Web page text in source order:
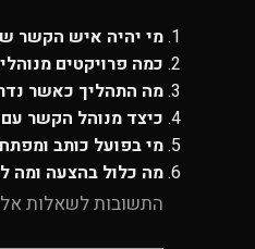
מי יהיה איש הקשר
כמה פרויקטים
מה התהליך כאשר
כיצד מנוהל הקשר
מי בפועל כותב
מה כלול בהצעה ומה
התשובות לשאלות